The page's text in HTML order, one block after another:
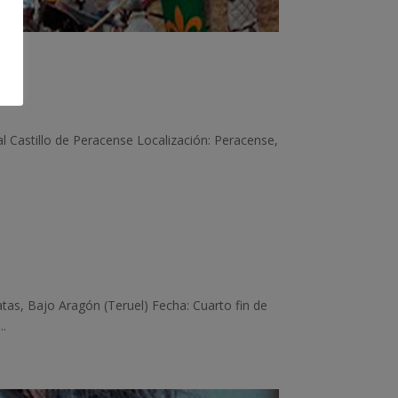
de Peracense Localización: Peracense,
Bajo Aragón (Teruel) Fecha: Cuarto fin de